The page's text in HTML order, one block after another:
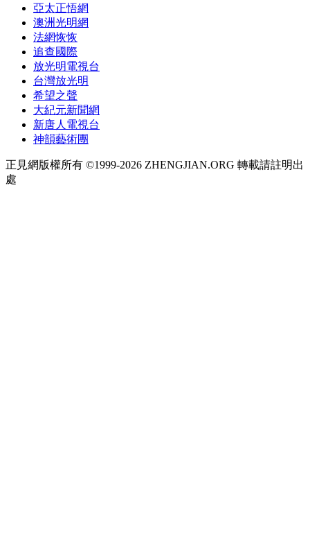
亞太正悟網
澳洲光明網
法網恢恢
追查國際
放光明電視台
台灣放光明
希望之聲
大紀元新聞網
新唐人電視台
神韻藝術團
正見網版權所有 ©1999-2026 ZHENGJIAN.ORG 轉載請註明出
處